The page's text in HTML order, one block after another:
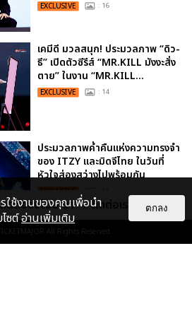
EXCLUSIVE : 16
เคมีดี มวลสนุก! ประมวลภาพ “ดิว-
ธี” เปิดตัวซีรีส์ “MR.KILL มังงะสั่ง
ตาย” ในงาน “MR.KILL...
EXCLUSIVE : 14
ประมวลภาพค่ำคืนแห่งความทรงจำ
ของ ITZY และมิดจีไทย ในวันที่
หัวใจส่องสว่างไปพร้อมกัน
EXCLUSIVE
ติดต่อลงโฆษณา ติดต่อเรา
All Rights Reserved.
ใช้งานของคุณเพื่อนำ
ไซต์อ่านเพิ่มเติม
ตกลง